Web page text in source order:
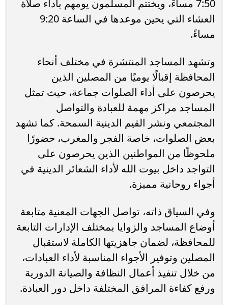
7:50 مساءً، ويختتم المسلمون يومهم بأداء صلاة
العشاء التي يحين موعدها في الساعة 9:20
مساءً.
وتشهد المساجد المنتشرة في مختلف أنحاء
المحافظة إقبالًا يوميًا من المصلين الذين
يحرصون على أداء الصلوات جماعة، حيث تمثل
المساجد مراكز مهمة للعبادة والتواصل
المجتمعي ونشر القيم الدينية السمحة. كما تشهد
بعض الصلوات، خاصة الفجر والمغرب، حضورًا
ملحوظًا من المواطنين الذين يحرصون على
التواجد داخل بيوت الله لأداء الشعائر الدينية في
أجواء روحانية مميزة.
وفي السياق ذاته، تواصل الجهات المعنية متابعة
أوضاع المساجد والزوايا بمختلف الإدارات التابعة
للمحافظة، لضمان جاهزيتها الكاملة لاستقبال
المصلين وتوفير الأجواء المناسبة لأداء العبادات،
من خلال تنفيذ أعمال النظافة والصيانة الدورية
ورفع كفاءة المرافق المختلفة داخل دور العبادة.